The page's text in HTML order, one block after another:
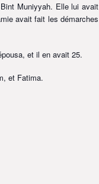
Muniyyah. Elle lui avait
avait fait les démarches
et il en avait 25.
et Fatima.